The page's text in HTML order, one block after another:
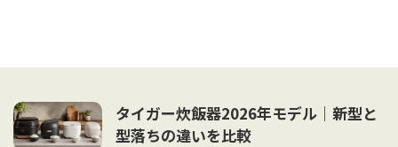
タイガー炊飯器2026年モデル｜新型と
型落ちの違いを比較